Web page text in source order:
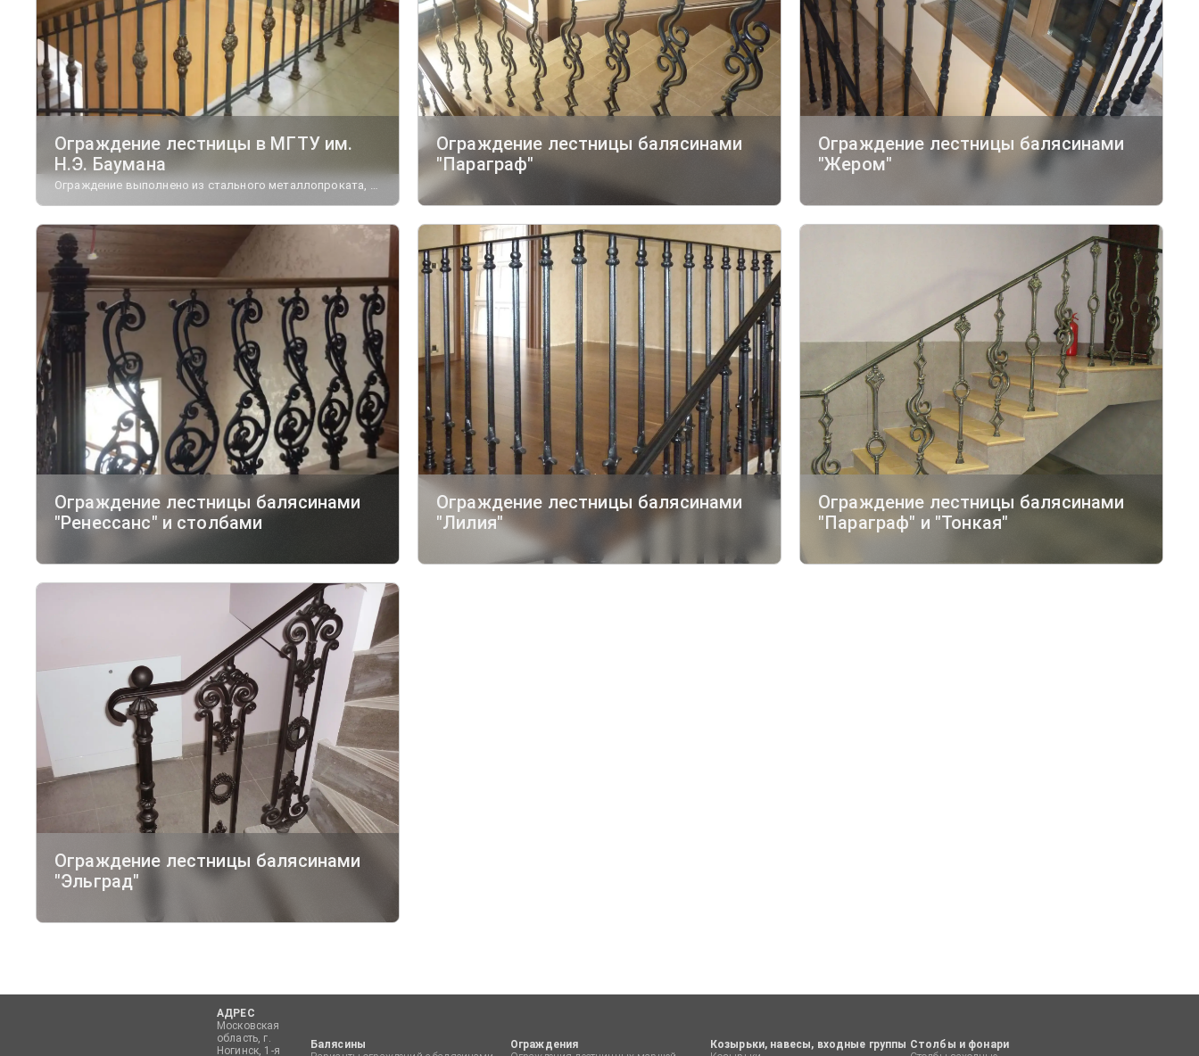
Ограждение лестницы в МГТУ им.
Н.Э. Баумана
Ограждение выполнено из стального металлопроката, декорированного литыми элементами из чугуна.
Ограждение лестницы балясинами
"Параграф"
Ограждение лестницы балясинами
"Жером"
Ограждение лестницы балясинами
"Ренессанс" и столбами
Ограждение лестницы балясинами
"Лилия"
Ограждение лестницы балясинами
"Параграф" и "Тонкая"
Ограждение лестницы балясинами
"Эльград"
АДРЕС
Московская
область, г.
Ногинск, 1-я
Балясины
Ограждения
Козырьки, навесы, входные группы Столбы и фонари